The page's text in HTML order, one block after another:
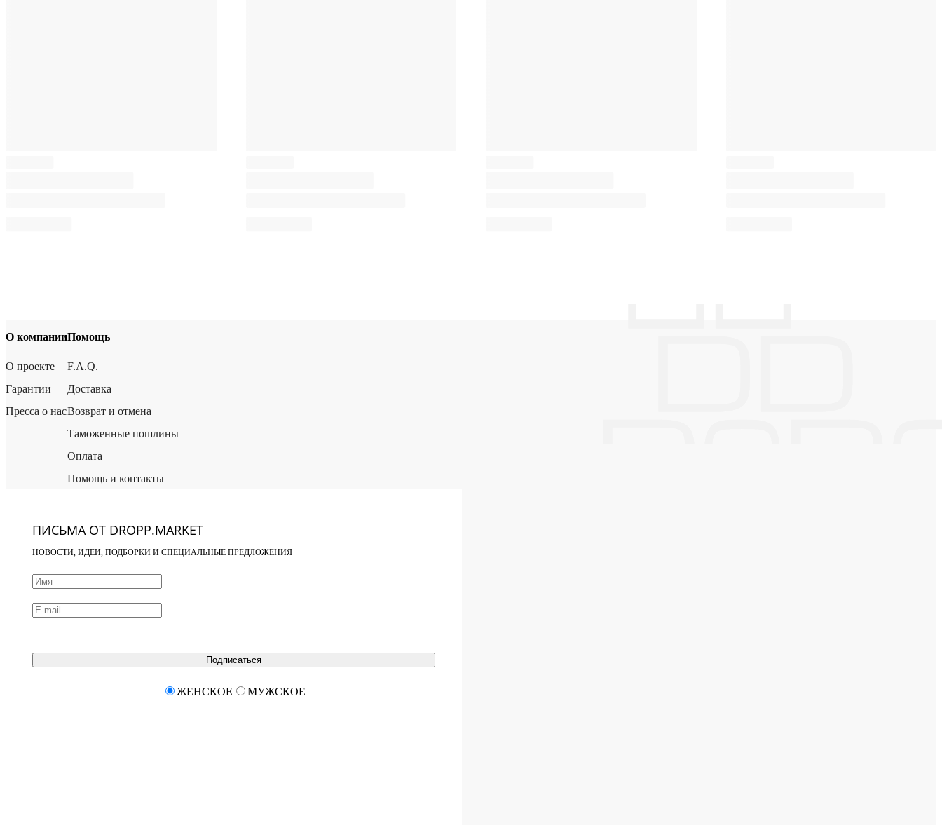
О компании
О проекте
Гарантии
Пресса о нас
Помощь
F.A.Q.
Доставка
Возврат и отмена
Таможенные пошлины
Оплата
Помощь и контакты
ПИСЬМА ОТ DROPP.MARKET
НОВОСТИ, ИДЕИ, ПОДБОРКИ И СПЕЦИАЛЬНЫЕ ПРЕДЛОЖЕНИЯ
Подписаться
ЖЕНСКОЕ МУЖСКОЕ